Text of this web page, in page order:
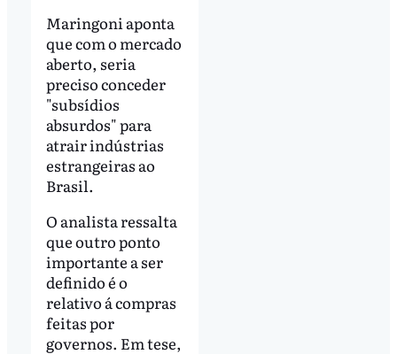
Maringoni aponta
que com o mercado
aberto, seria
preciso conceder
"subsídios
absurdos" para
atrair indústrias
estrangeiras ao
Brasil.
O analista ressalta
que outro ponto
importante a ser
definido é o
relativo á compras
feitas por
governos. Em tese,